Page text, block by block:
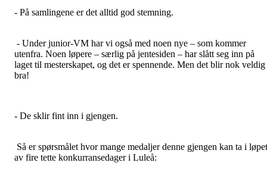
- På samlingene er det alltid god stemning.
- Under junior-VM har vi også med noen nye – som kommer
utenfra. Noen løpere – særlig på jentesiden – har slått seg inn på
laget til mesterskapet, og det er spennende. Men det blir nok veldig
bra!
- De sklir fint inn i gjengen.
Så er spørsmålet hvor mange medaljer denne gjengen kan ta i løpet
av fire tette konkurransedager i Luleå: